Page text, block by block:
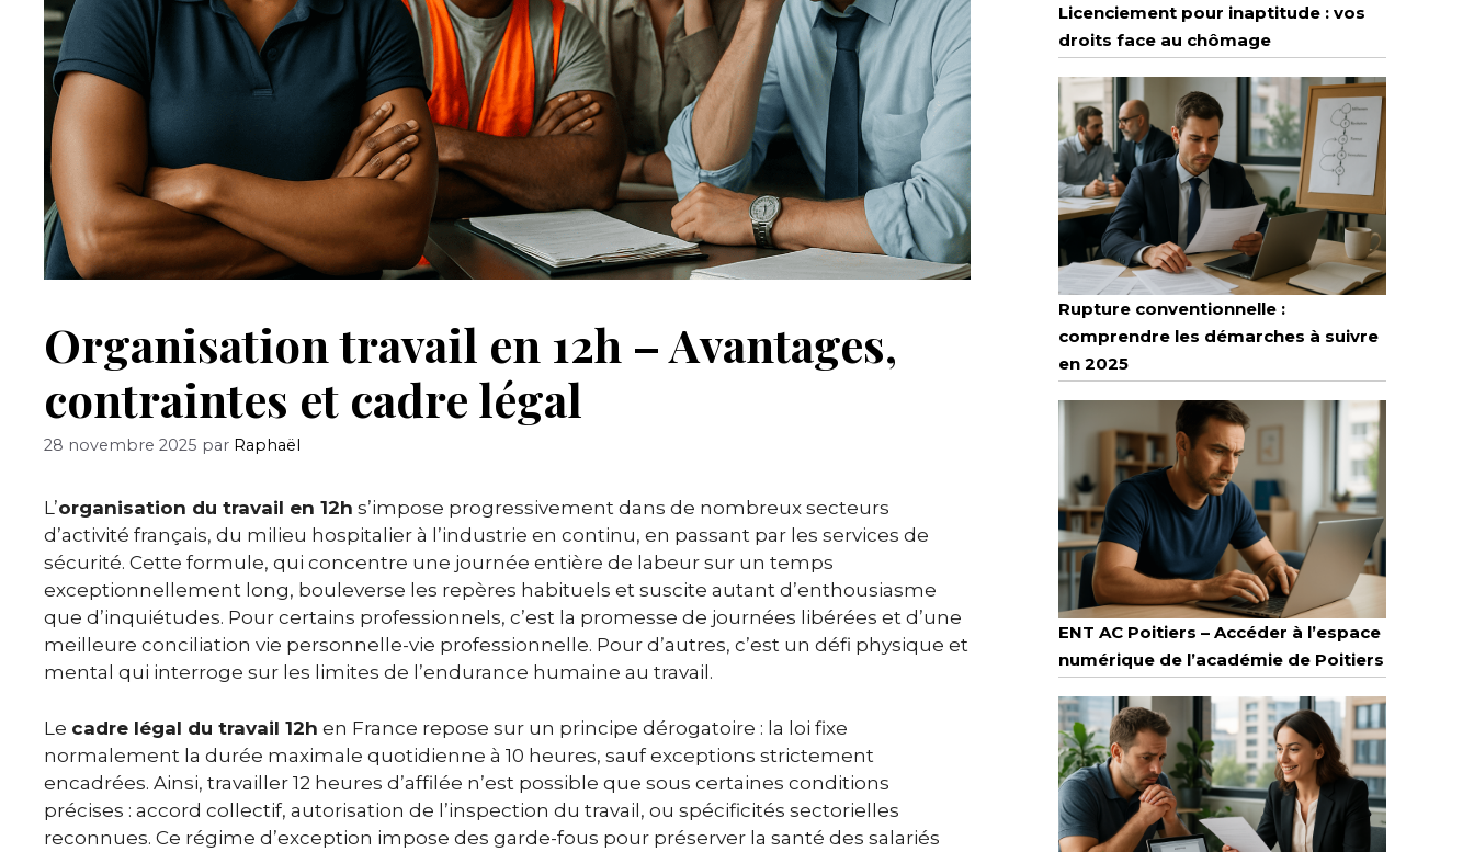
Organisation travail en 12h – Avantages,
contraintes et cadre légal
28 novembre 2025 par Raphaël
L’organisation du travail en 12h s’impose progressivement dans de nombreux secteurs
d’activité français, du milieu hospitalier à l’industrie en continu, en passant par les services de
sécurité. Cette formule, qui concentre une journée entière de labeur sur un temps
exceptionnellement long, bouleverse les repères habituels et suscite autant d’enthousiasme
que d’inquiétudes. Pour certains professionnels, c’est la promesse de journées libérées et d’une
meilleure conciliation vie personnelle-vie professionnelle. Pour d’autres, c’est un défi physique et
mental qui interroge sur les limites de l’endurance humaine au travail.
Le cadre légal du travail 12h en France repose sur un principe dérogatoire : la loi fixe
normalement la durée maximale quotidienne à 10 heures, sauf exceptions strictement
encadrées. Ainsi, travailler 12 heures d’affilée n’est possible que sous certaines conditions
précises : accord collectif, autorisation de l’inspection du travail, ou spécificités sectorielles
reconnues. Ce régime d’exception impose des garde-fous pour préserver la santé des salariés
Licenciement pour inaptitude : vos
droits face au chômage
Rupture conventionnelle :
comprendre les démarches à suivre
en 2025
ENT AC Poitiers – Accéder à l’espace
numérique de l’académie de Poitiers